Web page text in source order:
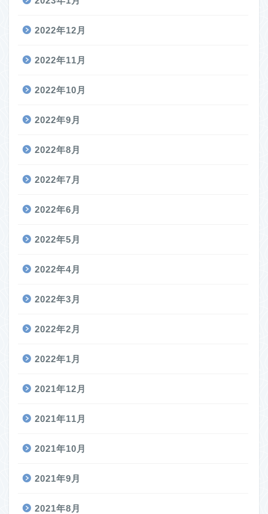
2022年12月
2022年11月
2022年10月
2022年9月
2022年8月
2022年7月
2022年6月
2022年5月
2022年4月
2022年3月
2022年2月
2022年1月
2021年12月
2021年11月
2021年10月
2021年9月
2021年8月